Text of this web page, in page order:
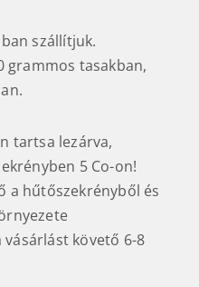
szállítjuk.
grammos tasakban,
tartsa lezárva,
5 Co-on!
a hűtőszekrényből és
követő 6-8